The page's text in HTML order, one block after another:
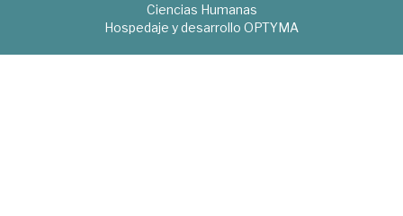
Ciencias Humanas
Hospedaje y desarrollo OPTYMA